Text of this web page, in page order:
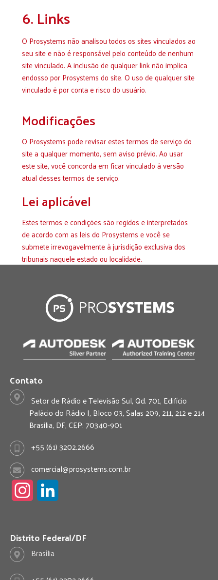
6. Links
O Prosystems não analisou todos os sites vinculados ao
seu site e não é responsável pelo conteúdo de nenhum
site vinculado. A inclusão de qualquer link não implica
endosso por Prosystems do site. O uso de qualquer site
vinculado é por conta e risco do usuário.
Modificações
O Prosystems pode revisar estes termos de serviço do
site a qualquer momento, sem aviso prévio. Ao usar
este site, você concorda em ficar vinculado à versão
atual desses termos de serviço.
Lei aplicável
Estes termos e condições são regidos e interpretados
de acordo com as leis do Prosystems e você se
submete irrevogavelmente à jurisdição exclusiva dos
tribunais naquele estado ou localidade.
Contato
Setor de Rádio e Televisão Sul, Qd. 701, Edifício
Palácio do Rádio I, Bloco 03, Salas 209, 211, 212 e 214
Brasilia, DF, CEP: 70340-901
+55 (61) 3202.2666
comercial@prosystems.com.br
s
t
a
n
e
Distrito Federal/DF
Brasília